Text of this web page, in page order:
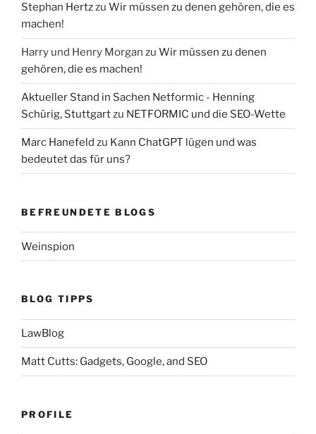
Stephan Hertzzu Wir müssen zu denen gehören, die es
machen!
Harry und Henry Morgan zu Wir müssen zu denen
gehören, die es machen!
Aktueller Stand in Sachen Netformic - Henning
Schürig, Stuttgartzu NETFORMIC und die SEO-Wette
Marc Hanefeld zu Kann ChatGPT lügen und was
bedeutet das für uns?
BEFREUNDETE BLOGS
Weinspion
BLOG TIPPS
LawBlog
Matt Cutts: Gadgets, Google, and SEO
PROFILE